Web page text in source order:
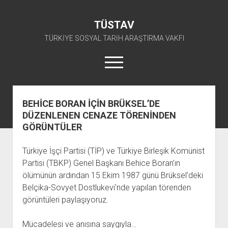
TÜSTAV
TÜRKİYE SOSYAL TARİH ARAŞTIRMA VAKFI
menüyü
aç
twitterfacebookinstagramyoutube
ANA SAYFA
aç
TKP ARŞİV FONU
TİP ARŞİV FONU
TSİP ARŞİV FONU
TBKP ARŞİV FONU
KÜTÜPHANE
açılır
menüyü
aç
TKP KİTAPLIĞI
TSİP KİTAPLIĞI
SÜRELİ YAYINLAR
GÖRSEL-İŞİTSEL
BEHİCE BORAN İÇİN BRÜKSEL’DE
DÜZENLENEN CENAZE TÖRENİNDEN
GÖRÜNTÜLER
Türkiye İşçi Partisi (TİP) ve Türkiye Birleşik Komünist
Partisi (TBKP) Genel Başkanı Behice Boran’ın
ölümünün ardından 15 Ekim 1987 günü Brüksel’deki
Belçika-Sovyet Dostlukevi’nde yapılan törenden
görüntüleri paylaşıyoruz.
Mücadelesi ve anısına saygıyla…